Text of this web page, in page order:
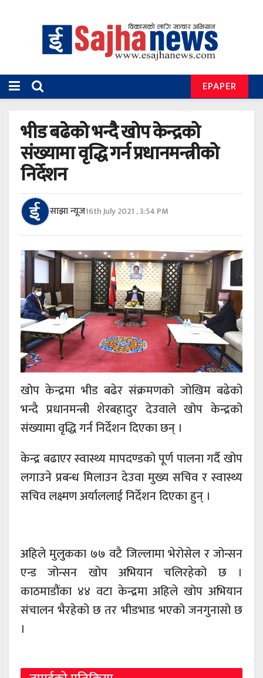
EPAPER
भीड बढेको भन्दै खोप केन्द्रको
संख्यामा वृद्धि गर्न प्रधानमन्त्रीको
निर्देशन
साझा न्यूज16th July 2021 , 3:54 PM
खोप केन्द्रमा भीड बढेर संक्रमणको जोखिम बढेको
भन्दै प्रधानमन्त्री शेरबहादुर देउवाले खोप केन्द्रको
संख्यामा वृद्धि गर्न निर्देशन दिएका छन् ।
केन्द्र बढाएर स्वास्थ्य मापदण्डको पूर्ण पालना गर्दै खोप
लगाउने प्रबन्ध मिलाउन देउवा मुख्य सचिव र स्वास्थ्य
सचिव लक्ष्मण अर्याललाई निर्देशन दिएका हुन् ।
अहिले मुलुकका ७७ वटै जिल्लामा भेरोसेल र जोन्सन
एन्ड जोन्सन खोप अभियान चलिरहेको छ ।
काठमाडौंका ४४ वटा केन्द्रमा अहिले खोप अभियान
संचालन भैरहेको छ तर भीडभाड भएको जनगुनासो छ
।